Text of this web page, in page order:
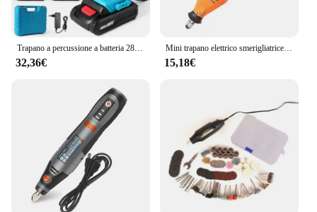
32,36€
Mini trapano elettrico smerigliatrice penna per incisione Mini trapano elettrico utensile rotante accessori per rettificatrici
15,18€